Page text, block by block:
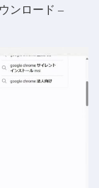
ンロード –